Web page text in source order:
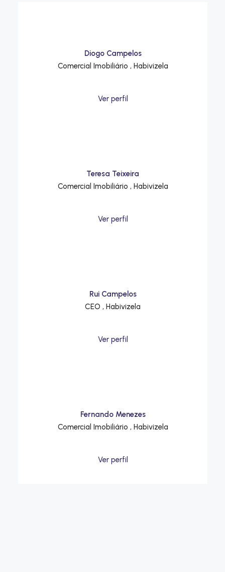
Diogo Campelos
Comercial Imobiliário , Habivizela
Ver perfil
Teresa Teixeira
Comercial Imobiliário , Habivizela
Ver perfil
Rui Campelos
CEO , Habivizela
Ver perfil
Fernando Menezes
Comercial Imobiliário , Habivizela
Ver perfil